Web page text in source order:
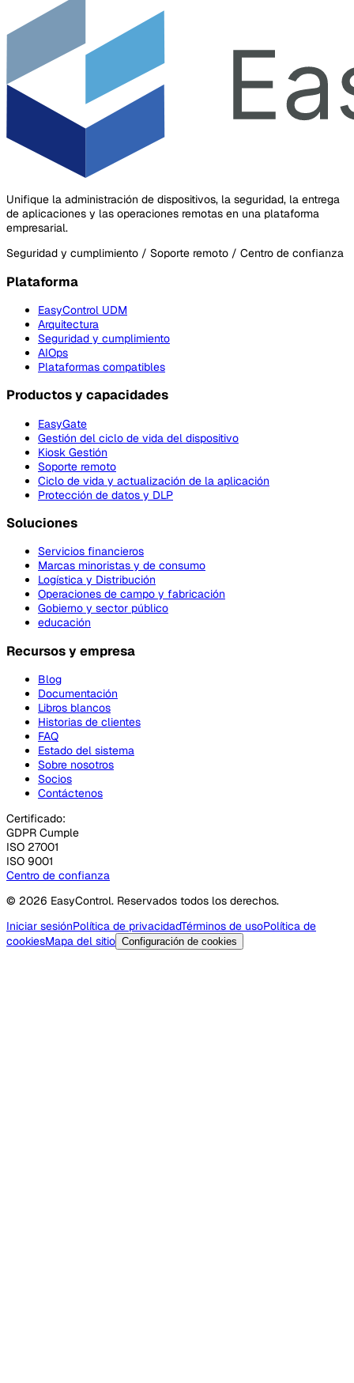
Unifique la administración de dispositivos, la seguridad, la entrega
de aplicaciones y las operaciones remotas en una plataforma
empresarial.
Seguridad y cumplimiento / Soporte remoto / Centro de confianza
Plataforma
EasyControl UDM
Arquitectura
Seguridad y cumplimiento
AIOps
Plataformas compatibles
Productos y capacidades
EasyGate
Gestión del ciclo de vida del dispositivo
Kiosk Gestión
Soporte remoto
Ciclo de vida y actualización de la aplicación
Protección de datos y DLP
Soluciones
Servicios financieros
Marcas minoristas y de consumo
Logística y Distribución
Operaciones de campo y fabricación
Gobierno y sector público
educación
Recursos y empresa
Blog
Documentación
Libros blancos
Historias de clientes
FAQ
Estado del sistema
Sobre nosotros
Socios
Contáctenos
Certificado:
GDPR Cumple
ISO 27001
ISO 9001
Centro de confianza
© 2026 EasyControl. Reservados todos los derechos.
Iniciar sesiónPolítica de privacidadTérminos de usoPolítica de
cookiesMapa del sitio Configuración de cookies